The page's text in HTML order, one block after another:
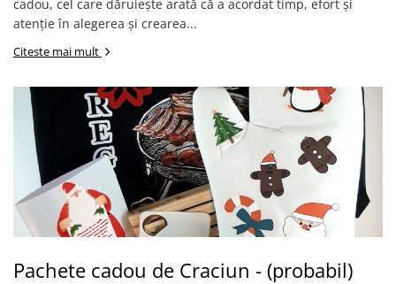
cadou, cel care dăruiește arată că a acordat timp, efort și
atenție în alegerea și crearea...
Citeste mai mult
Pachete cadou de Craciun - (probabil)